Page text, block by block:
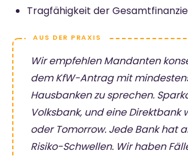
Tragfähigkeit der
Wir empfehlen Mandanten
dem KfW-Antrag mit
Hausbankenzu sprechen.
Volksbank, und eine Direktbank
oder Tomorrow. Jede Bank hat
Risiko-Schwellen. Wir haben